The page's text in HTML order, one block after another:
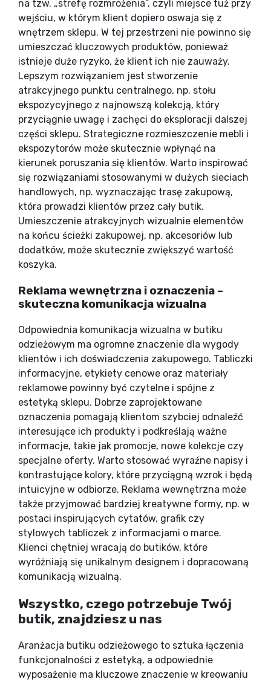
na tzw. „strefę rozmrożenia”, czyli miejsce tuż przy
wejściu, w którym klient dopiero oswaja się z
wnętrzem sklepu. W tej przestrzeni nie powinno się
umieszczać kluczowych produktów, ponieważ
istnieje duże ryzyko, że klient ich nie zauważy.
Lepszym rozwiązaniem jest stworzenie
atrakcyjnego punktu centralnego, np. stołu
ekspozycyjnego z najnowszą kolekcją, który
przyciągnie uwagę i zachęci do eksploracji dalszej
części sklepu. Strategiczne rozmieszczenie mebli i
ekspozytorów może skutecznie wpłynąć na
kierunek poruszania się klientów. Warto inspirować
się rozwiązaniami stosowanymi w dużych sieciach
handlowych, np. wyznaczając trasę zakupową,
która prowadzi klientów przez cały butik.
Umieszczenie atrakcyjnych wizualnie elementów
na końcu ścieżki zakupowej, np. akcesoriów lub
dodatków, może skutecznie zwiększyć wartość
koszyka.
Reklama wewnętrzna i oznaczenia –
skuteczna komunikacja wizualna
Odpowiednia komunikacja wizualna w butiku
odzieżowym ma ogromne znaczenie dla wygody
klientów i ich doświadczenia zakupowego. Tabliczki
informacyjne, etykiety cenowe oraz materiały
reklamowe powinny być czytelne i spójne z
estetyką sklepu. Dobrze zaprojektowane
oznaczenia pomagają klientom szybciej odnaleźć
interesujące ich produkty i podkreślają ważne
informacje, takie jak promocje, nowe kolekcje czy
specjalne oferty. Warto stosować wyraźne napisy i
kontrastujące kolory, które przyciągną wzrok i będą
intuicyjne w odbiorze. Reklama wewnętrzna może
także przyjmować bardziej kreatywne formy, np. w
postaci inspirujących cytatów, grafik czy
stylowych tabliczek z informacjami o marce.
Klienci chętniej wracają do butików, które
wyróżniają się unikalnym designem i dopracowaną
komunikacją wizualną.
Wszystko, czego potrzebuje Twój
butik, znajdziesz u nas
Aranżacja butiku odzieżowego to sztuka łączenia
funkcjonalności z estetyką, a odpowiednie
wyposażenie ma kluczowe znaczenie w kreowaniu